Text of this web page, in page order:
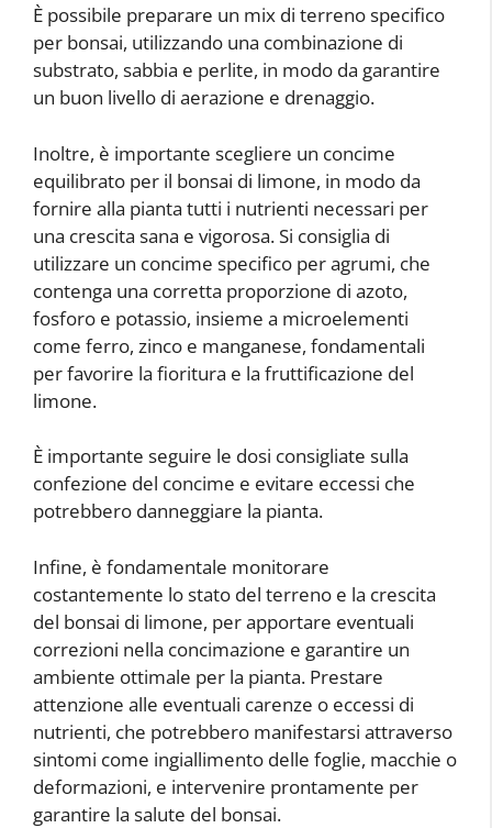
È possibile preparare un mix di terreno specifico
per bonsai, utilizzando una combinazione di
substrato, sabbia e perlite, in modo da garantire
un buon livello di aerazione e drenaggio.
Inoltre, è importante scegliere un concime
equilibrato per il bonsai di limone, in modo da
fornire alla pianta tutti i nutrienti necessari per
una crescita sana e vigorosa. Si consiglia di
utilizzare un concime specifico per agrumi, che
contenga una corretta proporzione di azoto,
fosforo e potassio, insieme a microelementi
come ferro, zinco e manganese, fondamentali
per favorire la fioritura e la fruttificazione del
limone.
È importante seguire le dosi consigliate sulla
confezione del concime e evitare eccessi che
potrebbero danneggiare la pianta.
Infine, è fondamentale monitorare
costantemente lo stato del terreno e la crescita
del bonsai di limone, per apportare eventuali
correzioni nella concimazione e garantire un
ambiente ottimale per la pianta. Prestare
attenzione alle eventuali carenze o eccessi di
nutrienti, che potrebbero manifestarsi attraverso
sintomi come ingiallimento delle foglie, macchie o
deformazioni, e intervenire prontamente per
garantire la salute del bonsai.